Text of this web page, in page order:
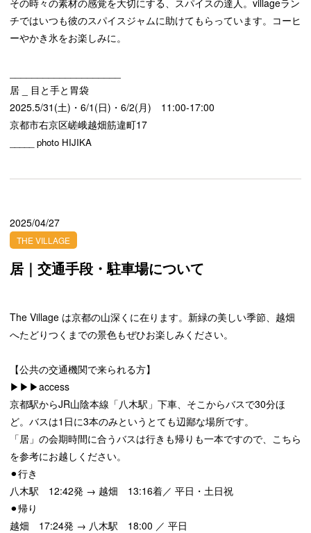
その時々の素材の感覚を大切にする、スパイスの達人。villageラン
チではいつも彼のスパイスジャムに助けてもらっています。コーヒ
ーやかき氷をお楽しみに。
居 _ 目と手と胃袋
2025.5/31(土)・6/1(日)・6/2(月) 11:00-17:00
京都市右京区嵯峨越畑筋違町17
_____ photo HIJIKA
2025/04/27
THE VILLAGE
居｜交通手段・駐車場について
The Village は京都の山深くに在ります。新緑の美しい季節、越畑
へたどりつくまでの景色もぜひお楽しみください。
【公共の交通機関で来られる方】
▶︎▶︎▶︎access
京都駅からJR山陰本線「八木駅」下車、そこからバスで30分ほ
ど。バスは1日に3本のみというとても辺鄙な場所です。
「居」の会期時間に合うバスは行きも帰りも一本ですので、こちら
を参考にお越しください。
⚫︎行き
八木駅 12:42発 → 越畑 13:16着／ 平日・土日祝
⚫︎帰り
越畑 17:24発 → 八木駅 18:00 ／ 平日